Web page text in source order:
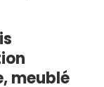
meublé